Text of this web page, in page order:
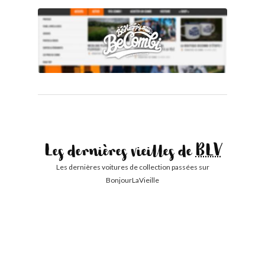
Les dernières vieilles deBLV
Les dernières voitures de collection passées sur
BonjourLaVieille